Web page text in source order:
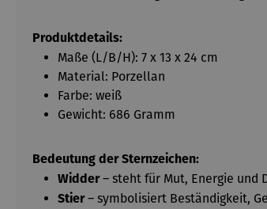
Produktdetails:
Maße (L/B/H): 7 x 13 x 24 cm
Material: Porzellan
Farbe: weiß
Gewicht: 686 Gramm
Bedeutung der Sternzeichen:
Widder– steht für Mut, Energie und
Stier– symbolisiert Beständigkeit,